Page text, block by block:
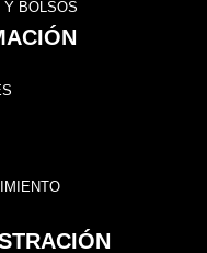
Y BOLSOS